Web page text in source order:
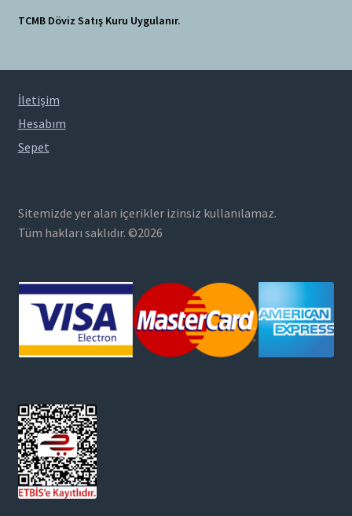
TCMB Döviz Satış Kuru Uygulanır.
İletişim
Hesabım
Sepet
Sitemizde yer alan içerikler izinsiz kullanılamaz.
Tüm hakları saklıdır. ©2026